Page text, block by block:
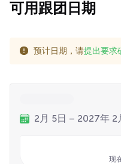
可用跟团日期
预计日期，请提出要求
2月 5日 – 2027年 2
现